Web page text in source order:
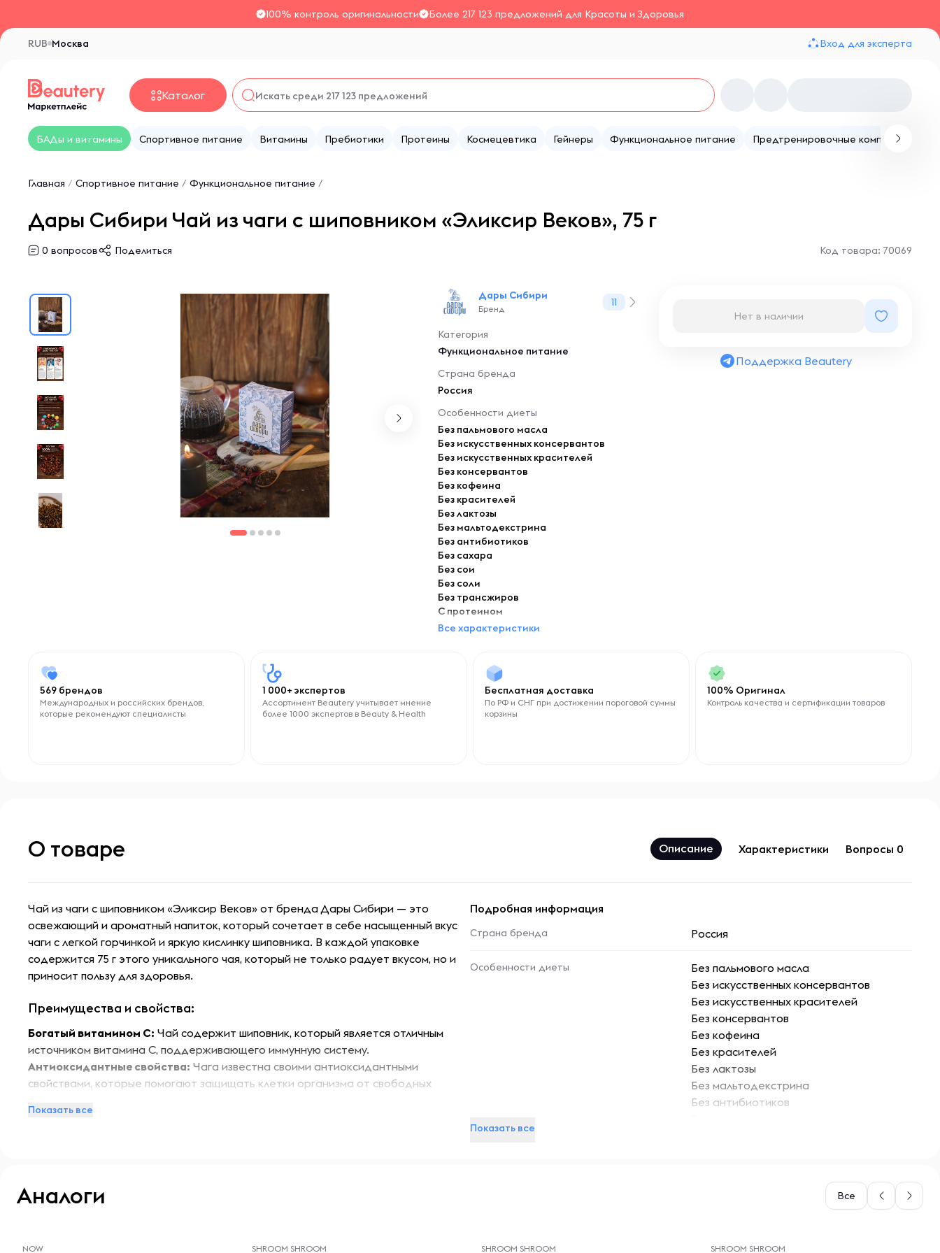
100% контроль оригинальности Более 217 123 предложений для Красоты и Здоровья
Москва
RUB Вход для эксперта
Каталог
БАДы и витамины Спортивное питание Витамины Пребиотики Протеины Космецевтика Гейнеры Функциональное питание Предтренировочные комплексы
Главная / Спортивное питание / Функциональное питание /
Дары Сибири Чай из чаги с шиповником «Эликсир Веков», 75 г
0 вопросов Поделиться Код товара: 70069
Дары Сибири
Бренд
11
Категория
Функциональное питание
Страна бренда
Россия
Особенности диеты
Без пальмового масла
Без искусственных консервантов
Без искусственных красителей
Без консервантов
Без кофеина
Без красителей
Без лактозы
Без мальтодекстрина
Без антибиотиков
Без сахара
Без сои
Без соли
Без трансжиров
С протеином
Без глютена
индивидуальная непереносимость
компонентов продукта
Тип функционального питания
Все характеристики
Нет в наличии
Поддержка Beautery
569 брендов
Международных и российских брендов,
которые рекомендуют специалисты
1 000+ экспертов
Ассортимент Beautery учитывает мнение
более 1000 экспертов в Beauty & Health
Бесплатная доставка
По РФ и СНГ при достижении пороговой суммы
корзины
100% Оригинал
Контроль качества и сертификации товаров
О товаре Описание Характеристики Вопросы 0
Чай из чаги с шиповником «Эликсир Веков» от бренда Дары Сибири — это
освежающий и ароматный напиток, который сочетает в себе насыщенный вкус
чаги с легкой горчинкой и яркую кислинку шиповника. В каждой упаковке
содержится 75 г этого уникального чая, который не только радует вкусом, но и
приносит пользу для здоровья.
Преимущества и свойства:
Богатый витамином С: Чай содержит шиповник, который является отличным
источником витамина С, поддерживающего иммунную систему.
Антиоксидантные свойства: Чага известна своими антиоксидантными
свойствами, которые помогают защищать клетки организма от свободных
Улучшение пищеварения:
способствовать общему укреплению организма и повышению жизненного тонуса.
Показать все
Подробная информация
Страна бренда Россия
Особенности диеты
Без пальмового масла
Без искусственных консервантов
Без искусственных красителей
Без консервантов
Без кофеина
Без красителей
Без лактозы
Без мальтодекстрина
Без антибиотиков
Показать все
Аналоги Все
NOW
SHROOM SHROOM
SHROOM SHROOM
SHROOM SHROOM